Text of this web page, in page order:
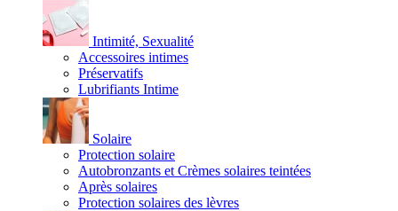
Intimité, Sexualité
Accessoires intimes
Préservatifs
Lubrifiants Intime
Solaire
Protection solaire
Autobronzants et Crèmes solaires teintées
Après solaires
Protection solaires des lèvres